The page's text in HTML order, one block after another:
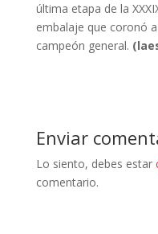
última etapa de la
embalaje que coronó
campeón general.
Enviar
Lo siento, debes estar
comentario.